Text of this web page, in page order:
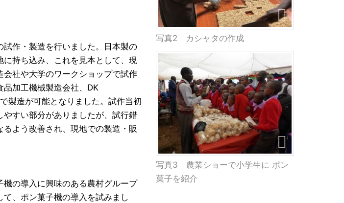
写真2 カシャタの作成
写真3 農業ショーで小学生に ポン
菓子を紹介
作・製造を行いました。日本製の
持ち込み、これを見本として、現
社や大学のワークショップで試作
品加工機械製造会社、DK
製造が可能となりました。試作当初
すい部分がありましたが、試行錯
よう改善され、現地での製造・販
の導入に興味のある農村グループ
て、ポン菓子機の導入を試みまし